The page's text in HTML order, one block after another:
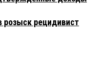
розыск рецидивист